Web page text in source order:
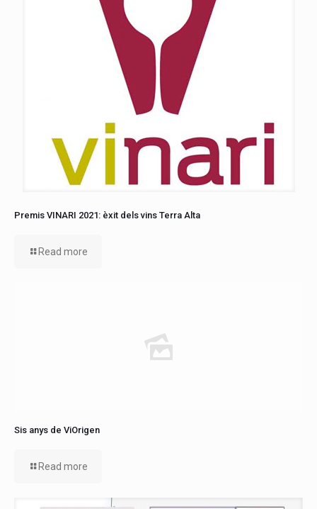
Premis VINARI 2021: èxit dels vins Terra Alta
Read more
Sis anys de ViOrigen
Read more